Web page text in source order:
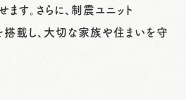
す。さらに、制震ユニット
搭載し、大切な家族や住まいを守